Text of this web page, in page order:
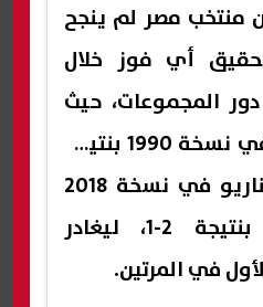
منتخب مصر لم ينجح
أي فوز خلال
دور المجموعات، حيث
خسر أمام إنجلترا في نسخة 1990 بنتيجة
1-0، ثم تكرر السيناريو في نسخة 2018
أمام السعودية بنتيجة 2-1، ليغادر
في المرتين.